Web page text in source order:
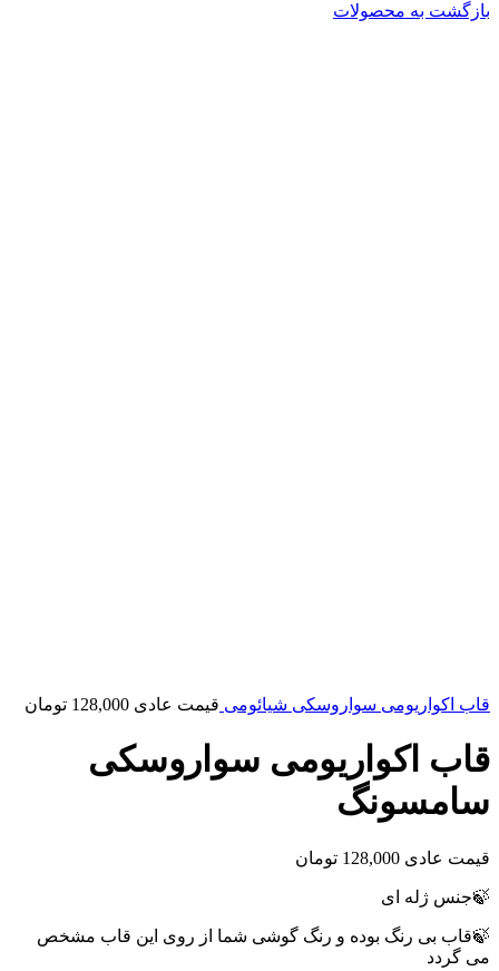
بازگشت به محصولات
قاب اکواریومی سواروسکی شیائومی قیمت عادی 128,000 تومان
قاب اکواریومی سواروسکی
سامسونگ
قیمت عادی 128,000 تومان
🍃جنس ژله ای
🍃قاب بی رنگ بوده و رنگ گوشی شما از روی این قاب مشخص
می گردد